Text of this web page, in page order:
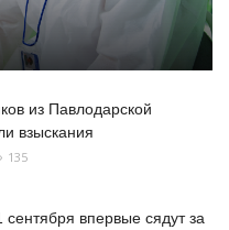
из Павлодарской
взыскания
135
сентября впервые сядут за